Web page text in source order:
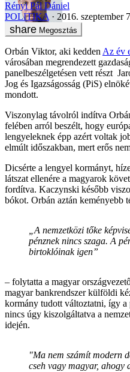
Rényi Pál Dániel
POLITIKA
2016. szeptember
Megosztás
Orbán Viktor, aki keddenAz év
városában megrendezett
panelbeszélgetésen vett részt
Jog és Igazságosság (PiS)
mondott.
Viszonylag távolról indítva
felében arról beszélt, hogy
lengyeleknek épp azért voltak
elmúlt időszakban, mert erős
Dicsérte a lengyel kormányt,
látszat ellenére a magyarok
fordítva. Kaczynski később
bókot. Orbán aztán keményebb
„A nemzetközi tőke
pénznek nincs szaga. A
birtoklóinak igen”
– folytatta a magyar
magyar bankrendszer külföldi
kormány tudott változtatni, így a
nincs úgy kiszolgáltatva a
idején.
"Ma nem számít modern
cseh vagy magyar, ahogy